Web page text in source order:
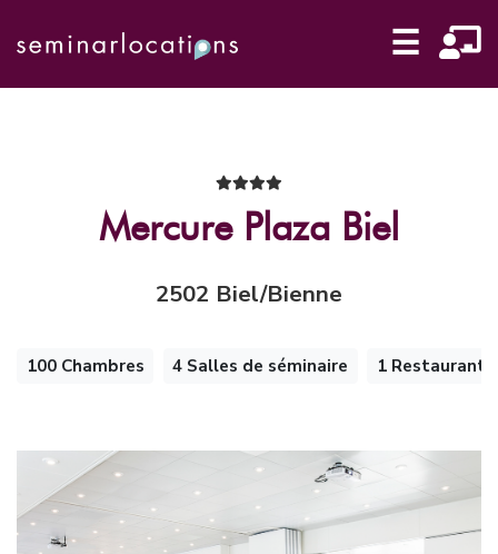
☰
Mercure Plaza Biel
2502 Biel/Bienne
100 Chambres 4 Salles de séminaire 1 Restaurant